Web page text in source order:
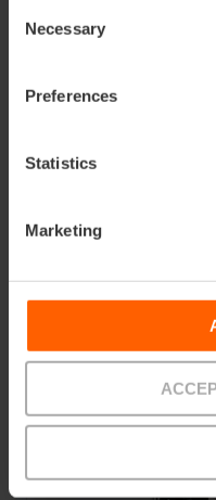
Selection
Necessary
Preferences
Statistics
Marketing
Chirurgia
professionisti
sovrappeso. Trova i
la tua qualità di vita.